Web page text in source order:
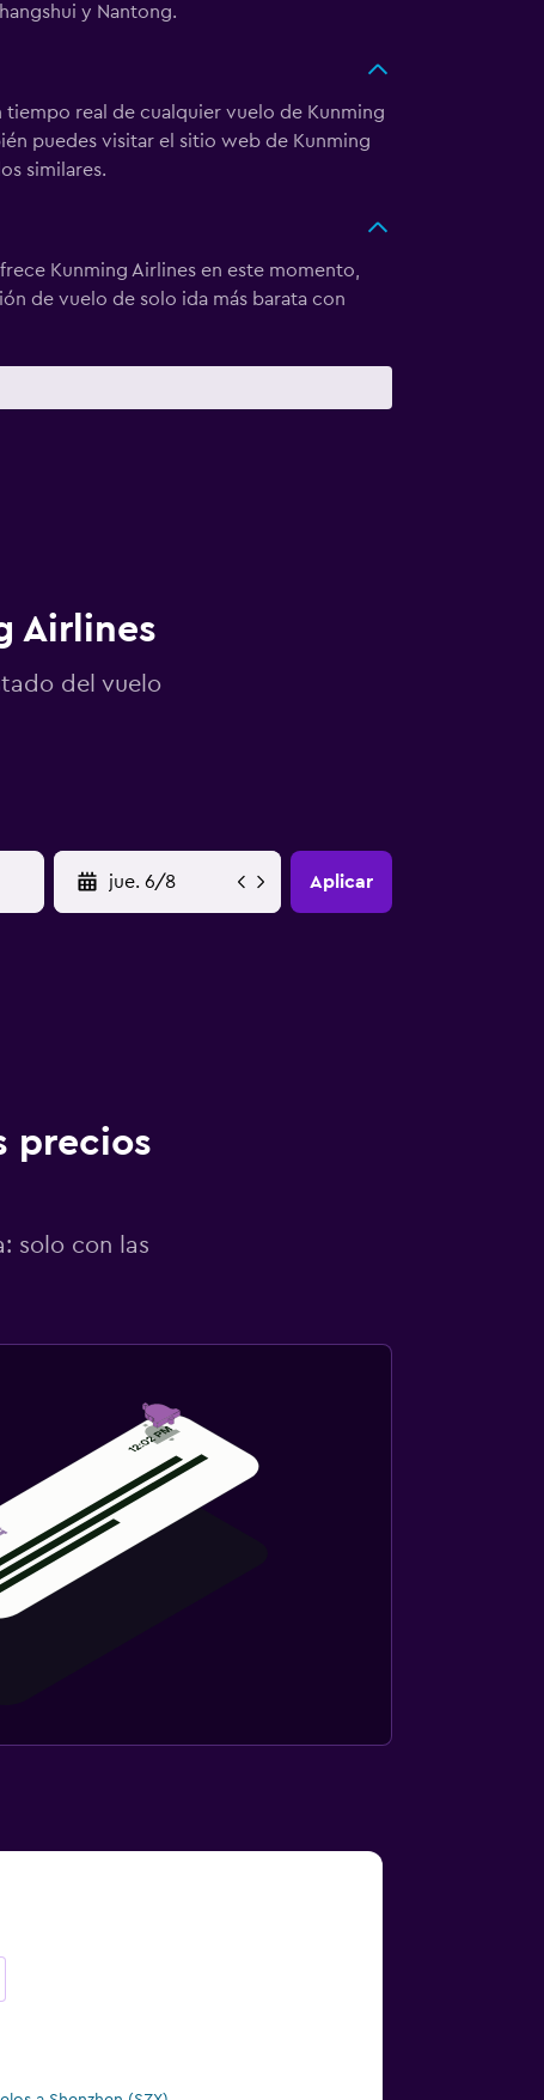
y Nantong.
real de cualquier vuelo de Kunming
puedes visitar el sitio web de Kunming
similares.
Kunming Airlines en este momento,
de vuelo de solo ida más barata con
Airlines
del vuelo
Aplicar
precios
solo con las